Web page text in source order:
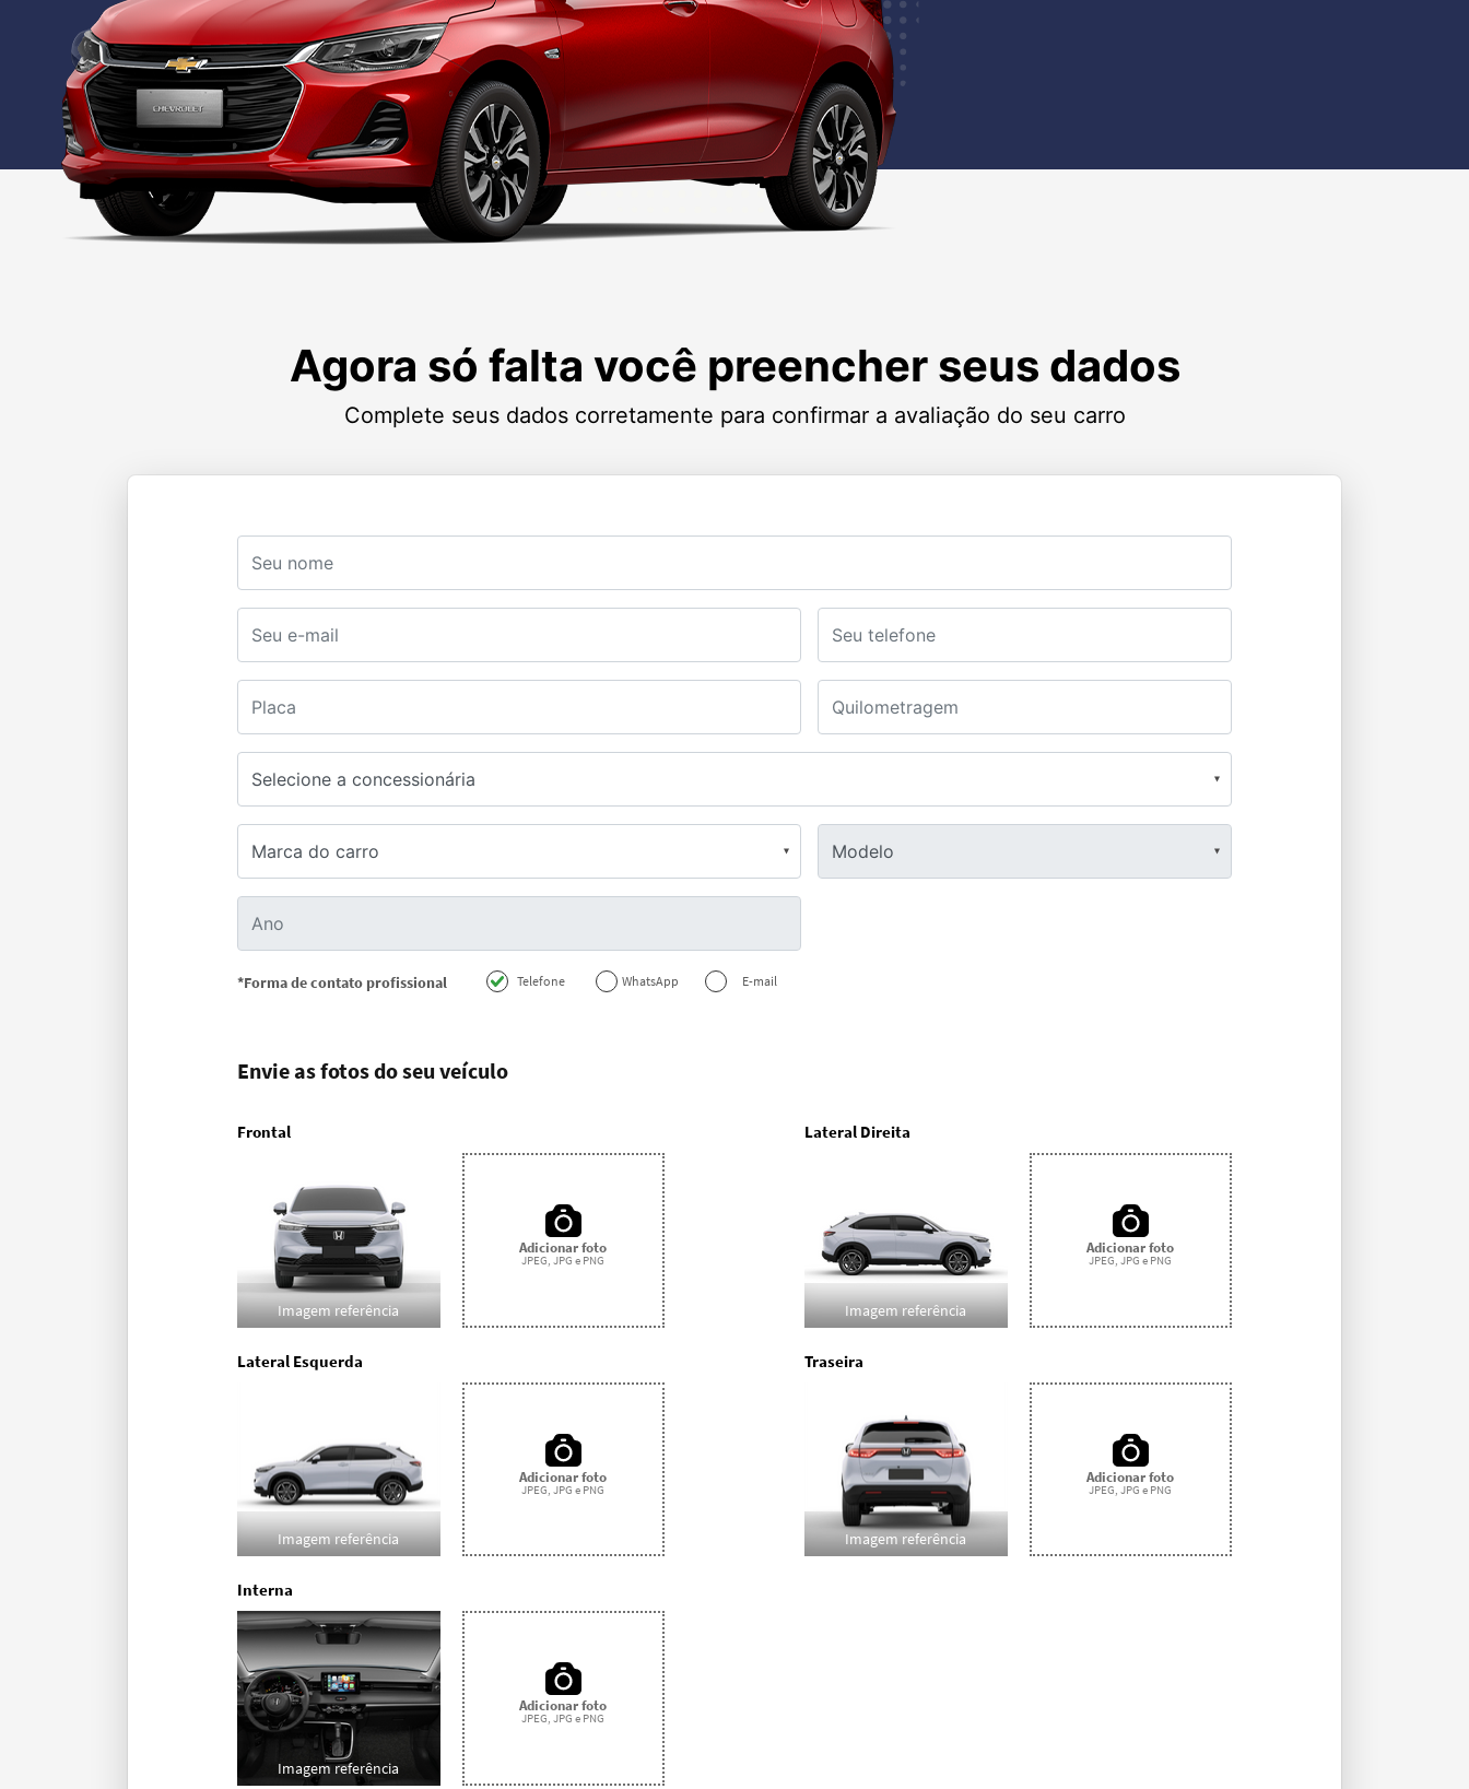
Agora só falta você preencher seus dados
Complete seus dados corretamente para confirmar a avaliação do seu carro
*Forma de contato profissional Telefone WhatsApp E-mail
Envie as fotos do seu veículo
Frontal
Imagem referência
Adicionar foto
JPEG, JPG e PNG
Lateral Direita
Imagem referência
Adicionar foto
JPEG, JPG e PNG
Lateral Esquerda
Imagem referência
Adicionar foto
JPEG, JPG e PNG
Traseira
Imagem referência
Adicionar foto
JPEG, JPG e PNG
Interna
Imagem referência
Adicionar foto
JPEG, JPG e PNG